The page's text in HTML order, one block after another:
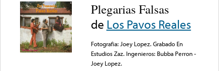
Plegarias Falsas
de Los Pavos Reales
Fotografia: Joey Lopez. Grabado En
Estudios Zaz. Ingenieros: Bubba Perron -
Joey Lopez.